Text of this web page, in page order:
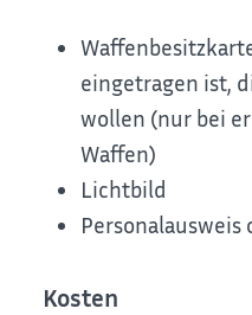
eingetragen ist,
wollen (nur bei
Waffen)
Lichtbild
Personalausweis
Kosten